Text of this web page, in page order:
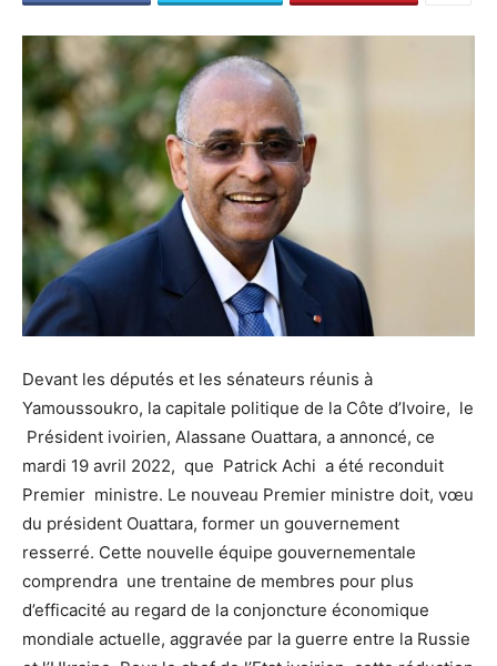
Devant les députés et les sénateurs réunis à
Yamoussoukro, la capitale politique de la Côte d’Ivoire, le
Président ivoirien, Alassane Ouattara, a annoncé, ce
mardi 19 avril 2022, que Patrick Achi a été reconduit
Premier ministre. Le nouveau Premier ministre doit, vœu
du président Ouattara, former un gouvernement
resserré. Cette nouvelle équipe gouvernementale
comprendra une trentaine de membres pour plus
d’efficacité au regard de la conjoncture économique
mondiale actuelle, aggravée par la guerre entre la Russie